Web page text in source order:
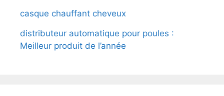
casque chauffant cheveux
distributeur automatique pour poules :
Meilleur produit de l’année